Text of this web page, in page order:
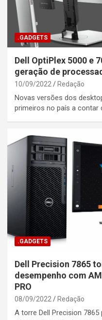
.GADGETS
Dell OptiPlex 5000 e
geração de
10/09/2022 Redação
Novas versões dos
primeiros no país a contar
.GADGETS
Dell Precision 7865
desempenho com
PRO
08/09/2022 Redação
A torre Dell Precision